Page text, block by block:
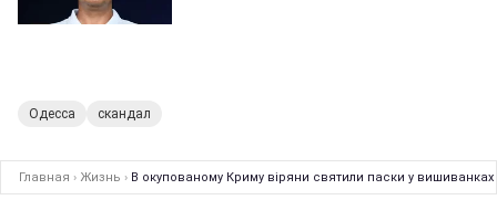
Одесса скандал
Главная › Жизнь › В окупованому Криму віряни святили паски у вишиванках